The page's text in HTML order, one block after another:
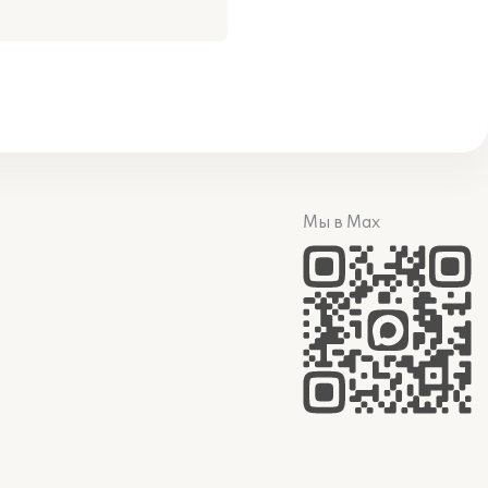
Мы в Max